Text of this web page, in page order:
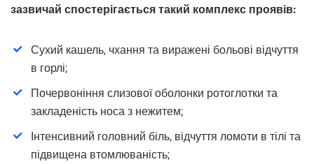
зазвичай спостерігається такий комплекс проявів:
Сухий кашель, чхання та виражені больові відчуття
в горлі;
Почервоніння слизової оболонки ротоглотки та
закладеність носа з нежитем;
Інтенсивний головний біль, відчуття ломоти в тілі та
підвищена втомлюваність;